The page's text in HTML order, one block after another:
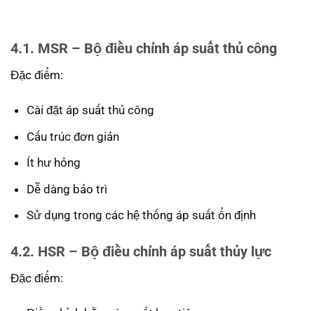
4.1. MSR – Bộ điều chỉnh áp suất thủ công
Đặc điểm:
Cài đặt áp suất thủ công
Cấu trúc đơn giản
Ít hư hỏng
Dễ dàng bảo trì
Sử dụng trong các hệ thống áp suất ổn định
4.2. HSR – Bộ điều chỉnh áp suất thủy lực
Đặc điểm: